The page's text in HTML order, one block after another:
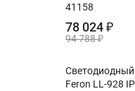
41158
78 024₽
94 788₽
Feron LL-928